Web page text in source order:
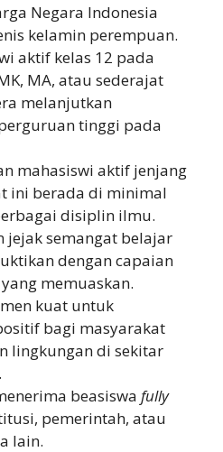
Negara Indonesia
kelamin perempuan.
aktif kelas 12 pada
MA, atau sederajat
melanjutkan
tinggi pada
mahasiswi aktif jenjang
ini berada di minimal
disiplin ilmu.
jejak semangat belajar
dengan capaian
memuaskan.
kuat untuk
bagi masyarakat
lingkungan di sekitar
beasiswa fully
pemerintah, atau
lain.